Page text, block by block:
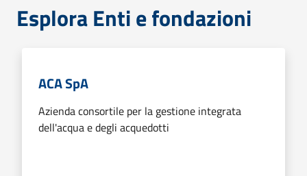
Esplora Enti e fondazioni
ACA SpA
Azienda consortile per la gestione integrata
dell'acqua e degli acquedotti